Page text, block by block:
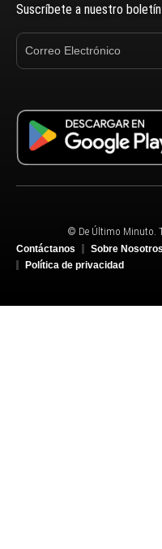
Suscríbete a nuestro
© De Último Minuto.
Contáctanos
Sobre
Política de privacidad